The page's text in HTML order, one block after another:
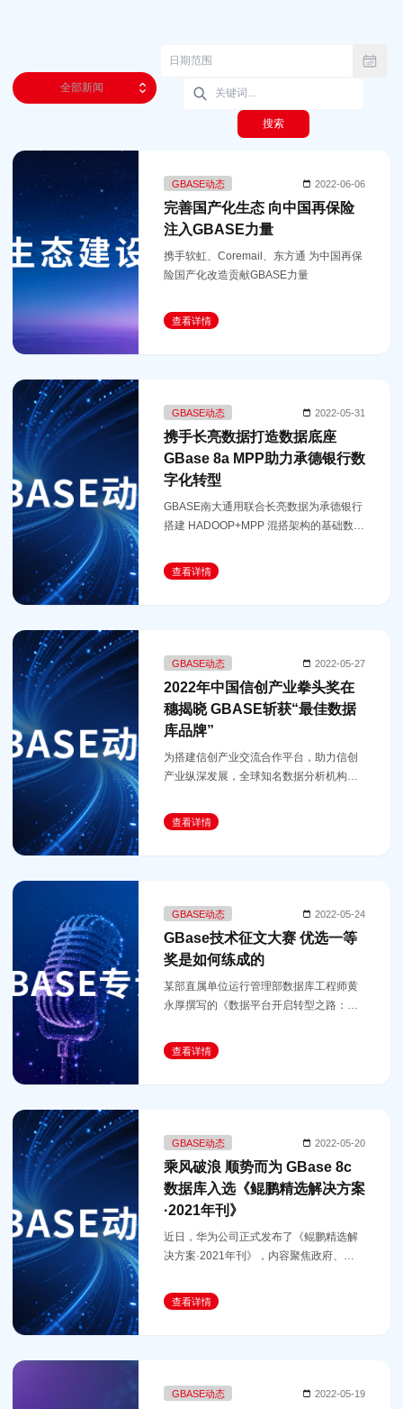
全部新闻
搜索
GBASE动态 2022-06-06
完善国产化生态 向中国再保险
注入GBASE力量
携手软虹、Coremail、东方通 为中国再保
险国产化改造贡献GBASE力量
查看详情
GBASE动态 2022-05-31
携手长亮数据打造数据底座
GBase 8a MPP助力承德银行数
字化转型
​GBASE南大通用联合长亮数据为承德银行
搭建 HADOOP+MPP 混搭架构的基础数据
存储、数据建模、数据分析、数据可视化
等支撑能力，为全行数字化转型提供
查看详情
GBASE动态 2022-05-27
2022年中国信创产业拳头奖在
穗揭晓 GBASE斩获“最佳数据
库品牌”
为搭建信创产业交流合作平台，助力信创
产业纵深发展，全球知名数据分析机构
日在广州举办“艾媒新经济大讲堂（第3
期）暨2022年中国信创产业拳头奖颁奖典
查看详情
GBASE动态 2022-05-24
GBase技术征文大赛 优选一等
奖是如何练成的
某部直属单位运行管理部数据库工程师黄
永厚撰写的《数据平台开启转型之路：
获得1708张选票，荣获优选文章一等奖。
查看详情
GBASE动态 2022-05-20
乘风破浪 顺势而为 GBase 8c
数据库入选《鲲鹏精选解决方案
·2021年刊》
​近日，华为公司正式发布了《鲲鹏精选解
决方案·2021年刊》，内容聚焦政府、金
大行业，包含了操作系统、大数据、数据
库、中间件、分布式存储、虚
查看详情
GBASE动态 2022-05-19